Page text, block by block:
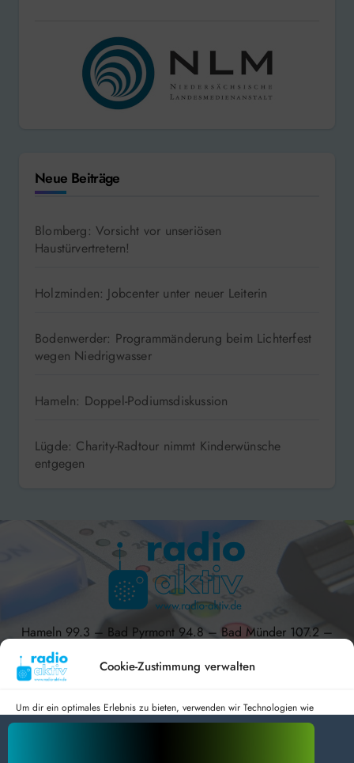
Cookie-Zustimmung verwalten
Um dir ein optimales Erlebnis zu bieten, verwenden wir Technologien wie
Cookies, um Geräteinformationen zu speichern und/oder darauf zuzugreifen.
Neue Beiträge
Blomberg: Vorsicht vor unseriösen
Haustürvertretern!
Holzminden: Jobcenter unter neuer Leiterin
Bodenwerder: Programmänderung beim Lichterfest
wegen Niedrigwasser
Hameln: Doppel-Podiumsdiskussion
Lügde: Charity-Radtour nimmt Kinderwünsche
entgegen
Hameln 99.3 – Bad Pyrmont 94.8 – Bad Münder 107.2 –
DAB+ 9C
radio aktiv e.V.